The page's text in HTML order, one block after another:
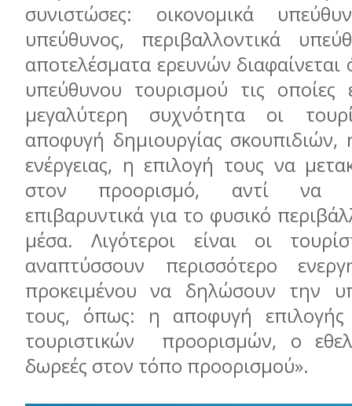
συνιστώσες: οικονομικά
υπεύθυνος, περιβαλλοντικά
αποτελέσματα ερευνών διαφαίνεται
υπεύθυνου τουρισμού τις οποίες
μεγαλύτερη συχνότητα οι
αποφυγή δημιουργίας σκουπιδιών,
ενέργειας, η επιλογή τους να
στον προορισμό, αντί να
επιβαρυντικά για το φυσικό
μέσα. Λιγότεροι είναι οι
αναπτύσσουν περισσότερο
προκειμένου να δηλώσουν την
τους, όπως: η αποφυγή επιλογής
τουριστικών προορισμών, ο
δωρεές στον τόπο προορισμού».